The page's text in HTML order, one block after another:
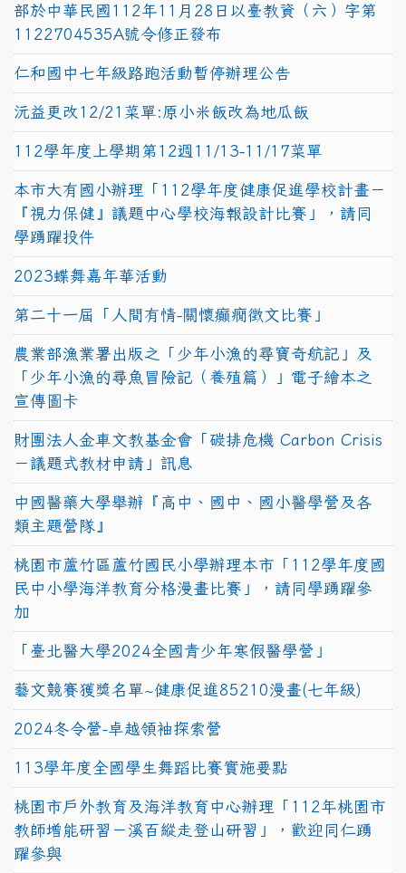
部於中華民國112年11月28日以臺教資（六）字第
1122704535A號令修正發布
仁和國中七年級路跑活動暫停辦理公告
沅益更改12/21菜單:原小米飯改為地瓜飯
112學年度上學期第12週11/13-11/17菜單
本市大有國小辦理「112學年度健康促進學校計畫－
『視力保健』議題中心學校海報設計比賽」，請同
學踴躍投件
2023蝶舞嘉年華活動
第二十一屆「人間有情-關懷癲癇徵文比賽」
農業部漁業署出版之「少年小漁的尋寶奇航記」及
「少年小漁的尋魚冒險記（養殖篇）」電子繪本之
宣傳圖卡
財團法人金車文教基金會「碳排危機 Carbon Crisis
－議題式教材申請」訊息
中國醫藥大學舉辦『高中、國中、國小醫學營及各
類主題營隊』
桃園市蘆竹區蘆竹國民小學辦理本市「112學年度國
民中小學海洋教育分格漫畫比賽」，請同學踴躍參
加
「臺北醫大學2024全國青少年寒假醫學營」
藝文競賽獲獎名單~健康促進85210漫畫(七年級)
2024冬令營-卓越領袖探索營
113學年度全國學生舞蹈比賽實施要點
桃園市戶外教育及海洋教育中心辦理「112年桃園市
教師增能研習－溪百縱走登山研習」，歡迎同仁踴
躍參與